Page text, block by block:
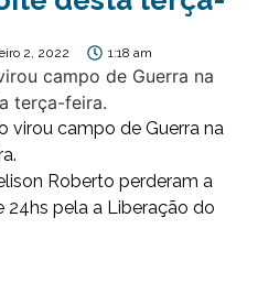
2, 2022 1:18 am
Roberto perderam a
24hs pela a Liberação do